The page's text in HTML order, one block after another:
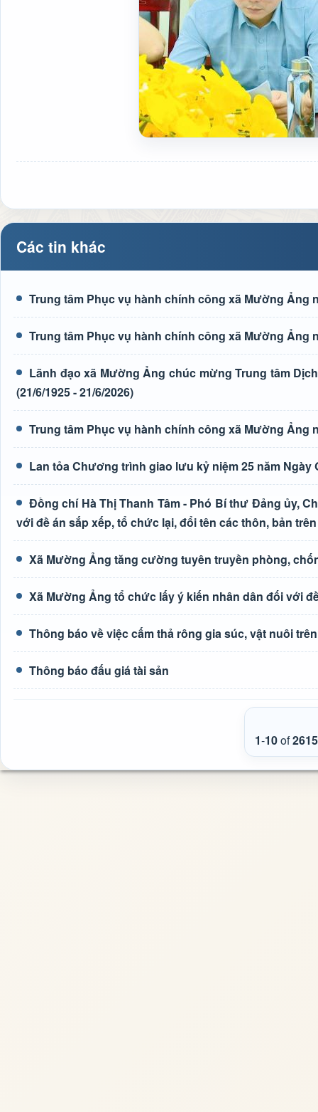
Các tin khác
Trung tâm Phục vụ hành chính công xã Mường Ảng
Trung tâm Phục vụ hành chính công xã Mường Ảng
Lãnh đạo xã Mường Ảng chúc mừng Trung tâm
(21/6/1925 - 21/6/2026)
Trung tâm Phục vụ hành chính công xã Mường Ảng
Lan tỏa Chương trình giao lưu kỷ niệm 25 năm Ngày
Đồng chí Hà Thị Thanh Tâm - Phó Bí thư Đảng ủy,
với đề án sắp xếp, tổ chức lại, đổi tên các thôn, bản
Xã Mường Ảng tăng cường tuyên truyền phòng,
Xã Mường Ảng tổ chức lấy ý kiến nhân dân đối với
Thông báo về việc cấm thả rông gia súc, vật nuôi
Thông báo đấu giá tài sản
1-10of2615